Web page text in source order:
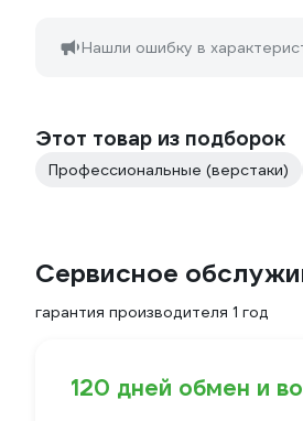
Нашли ошибку в
Этот товар из подборок
Профессиональные (верстаки)
Сервисное
гарантия производителя 1 год
120 дней обмен и